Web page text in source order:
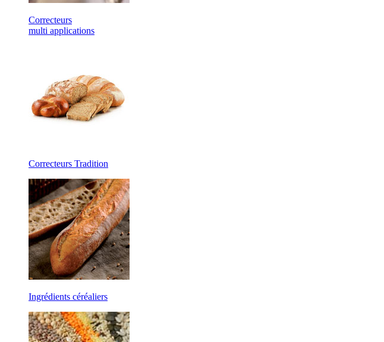
Correcteurs
multi applications
Correcteurs Tradition
Ingrédients céréaliers